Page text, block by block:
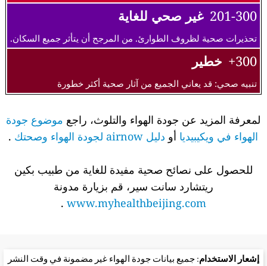
201-300 غير صحي للغاية
تحذيرات صحية لظروف الطوارئ. من المرجح أن يتأثر جميع السكان.
300+ خطير
تنبيه صحي: قد يعاني الجميع من آثار صحية أكثر خطورة
لمعرفة المزيد عن جودة الهواء والتلوث، راجع موضوع جودة
الهواء في ويكيبيدياأو دليل airnow لجودة الهواء وصحتك .
للحصول على نصائح صحية مفيدة للغاية من طبيب بكين
ريتشارد سانت سير، قم بزيارة مدونة
www.myhealthbeijing.com
.
إشعار الاستخدام: جميع بيانات جودة الهواء غير مضمونة في وقت النشر